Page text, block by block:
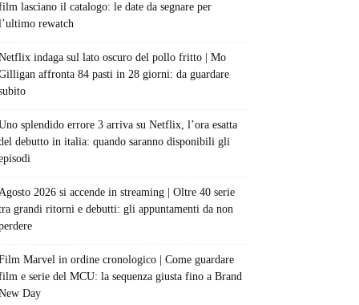
lasciano il catalogo: le date da segnare per
rewatch
indaga sul lato oscuro del pollo fritto | Mo
affronta 84 pasti in 28 giorni: da guardare
splendido errore 3 arriva su Netflix, l’ora esatta
debutto in italia: quando saranno disponibili gli
2026 si accende in streaming | Oltre 40 serie
grandi ritorni e debutti: gli appuntamenti da non
Marvel in ordine cronologico | Come guardare
e serie del MCU: la sequenza giusta fino a Brand
Day